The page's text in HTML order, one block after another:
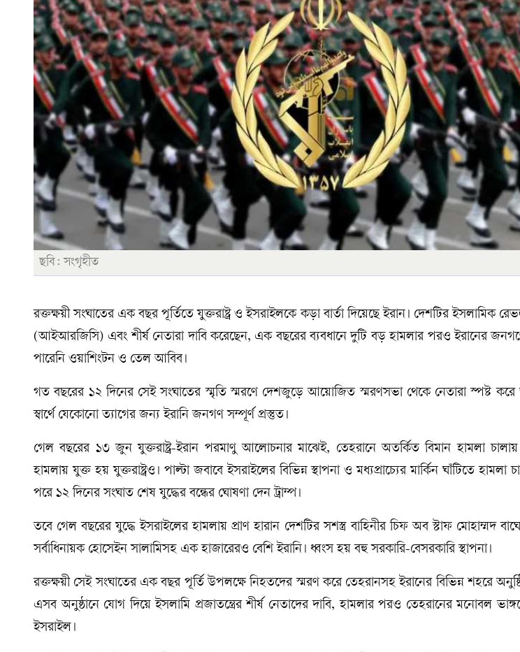
ছবি: সংগৃহীত
রক্তক্ষয়ী সংঘাতের এক বছর পূর্তিতে যুক্তরাষ্ট্র ও ইসরাইলকে কড়া বার্তা দিয়েছে ইরান। দেশটির ইসলামিক
(আইআরজিসি) এবং শীর্ষ নেতারা দাবি করেছেন, এক বছরের ব্যবধানে দুটি বড় হামলার পরও ইরানের
পারেনি ওয়াশিংটন ও তেল আবিব।
গত বছরের ১২ দিনের সেই সংঘাতের স্মৃতি স্মরণে দেশজুড়ে আয়োজিত স্মরণসভা থেকে নেতারা স্পষ্ট করে
স্বার্থে যেকোনো ত্যাগের জন্য ইরানি জনগণ সম্পূর্ণ প্রস্তুত।
গেল বছরের ১৩ জুন যুক্তরাষ্ট্র-ইরান পরমাণু আলোচনার মাঝেই, তেহরানে অতর্কিত বিমান হামলা
হামলায় যুক্ত হয় যুক্তরাষ্ট্রও। পাল্টা জবাবে ইসরাইলের বিভিন্ন স্থাপনা ও মধ্যপ্রাচ্যের মার্কিন ঘাঁটিতে
পরে ১২ দিনের সংঘাত শেষ যুদ্ধের বন্ধের ঘোষণা দেন ট্রাম্প।
তবে গেল বছরের যুদ্ধে ইসরাইলের হামলায় প্রাণ হারান দেশটির সশস্ত্র বাহিনীর চিফ অব স্টাফ মোহাম্মদ
সর্বাধিনায়ক হোসেইন সালামিসহ এক হাজারেরও বেশি ইরানি। ধ্বংস হয় বহু সরকারি-বেসরকারি স্থাপনা।
রক্তক্ষয়ী সেই সংঘাতের এক বছর পূর্তি উপলক্ষে নিহতদের স্মরণ করে তেহরানসহ ইরানের বিভিন্ন শহরে
এসব অনুষ্ঠানে যোগ দিয়ে ইসলামি প্রজাতন্ত্রের শীর্ষ নেতাদের দাবি, হামলার পরও তেহরানের মনোবল
ইসরাইল।